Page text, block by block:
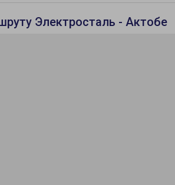
Электросталь - Актобе